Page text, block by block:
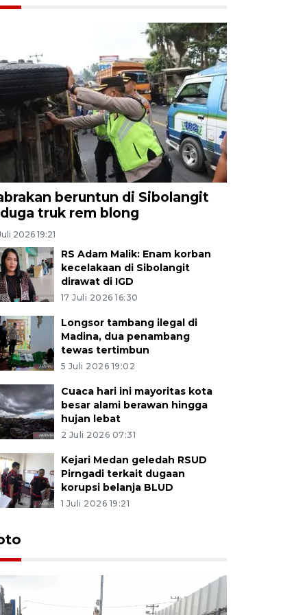
beruntun di Sibolangit
truk rem blong
2026 19:21
RS Adam Malik: Enam korban
kecelakaan di Sibolangit
dirawat di IGD
17 Juli 2026 16:30
Longsor tambang ilegal di
Madina, dua penambang
tewas tertimbun
5 Juli 2026 19:02
Cuaca hari ini mayoritas kota
besar alami berawan hingga
hujan lebat
2 Juli 2026 07:31
Kejari Medan geledah RSUD
Pirngadi terkait dugaan
korupsi belanja BLUD
1 Juli 2026 19:21